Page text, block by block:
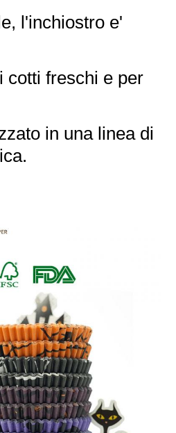
l'inchiostro e'
cotti freschi e per
in una linea di